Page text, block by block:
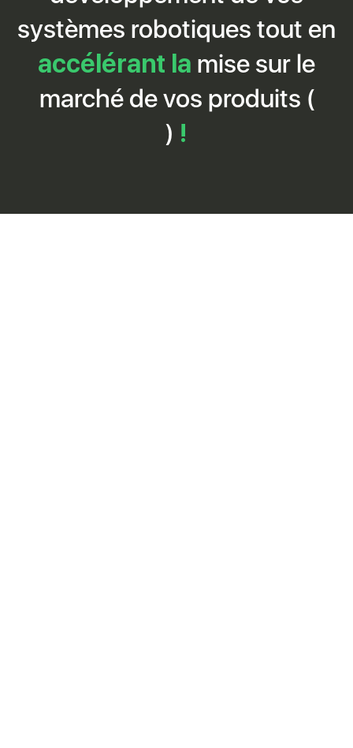
systèmes robotiques tout en
accélérant la mise sur le
marché de vos produits (
) !